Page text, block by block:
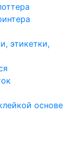
этикетки,
основе